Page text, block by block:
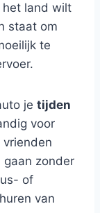
het land wilt
staat om
te
je tijden
voor
gaan zonder
of
van